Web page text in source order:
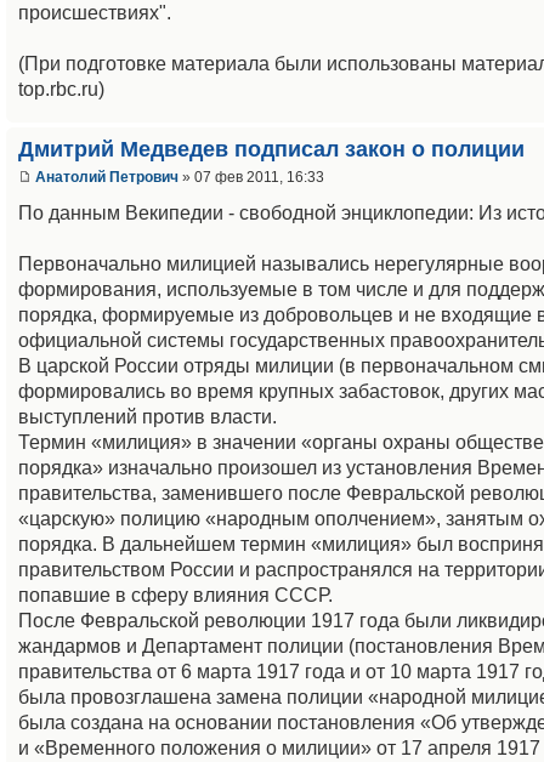
происшествиях".
(При подготовке материала были использованы
top.rbc.ru)
Дмитрий Медведев подписал закон о полиции
Анатолий Петрович » 07 фев 2011, 16:33
По данным Векипедии - свободной энциклопедии: Из
Первоначально милицией назывались нерегулярные
формирования, используемые в том числе и для
порядка, формируемые из добровольцев и не входящие
официальной системы государственных
В царской России отряды милиции (в первоначальном
формировались во время крупных забастовок, других
выступлений против власти.
Термин «милиция» в значении «органы охраны
порядка» изначально произошел из установления
правительства, заменившего после Февральской
«царскую» полицию «народным ополчением», занятым
порядка. В дальнейшем термин «милиция» был
правительством России и распространялся на
попавшие в сферу влияния СССР.
После Февральской революции 1917 года были
жандармов и Департамент полиции (постановления
правительства от 6 марта 1917 года и от 10 марта 1917
была провозглашена замена полиции «народной
была создана на основании постановления «Об
и «Временного положения о милиции» от 17 апреля 1917